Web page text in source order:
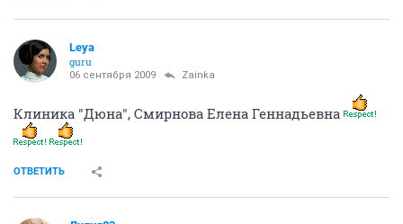
Leya
guru
06 сентября 2009 Zainka
Клиника "Дюна", Смирнова Елена Геннадьевна
ОТВЕТИТЬ